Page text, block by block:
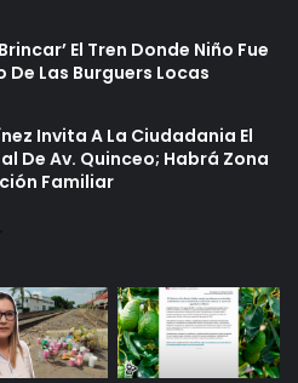
El Tren Donde Niño Fue
Las Burguers Locas
Invita A La Ciudadania El
De Av. Quinceo; Habrá Zona
Familiar